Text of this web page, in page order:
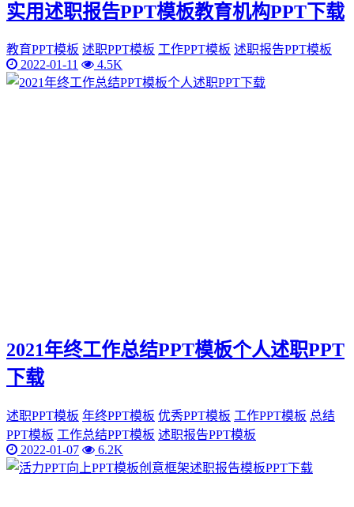
实用述职报告PPT模板教育机构PPT下载
教育PPT模板 述职PPT模板 工作PPT模板 述职报告PPT模板
2022-01-11
4.5K
2021年终工作总结PPT模板个人述职PPT
下载
述职PPT模板 年终PPT模板 优秀PPT模板 工作PPT模板 总结
PPT模板 工作总结PPT模板 述职报告PPT模板
2022-01-07
6.2K